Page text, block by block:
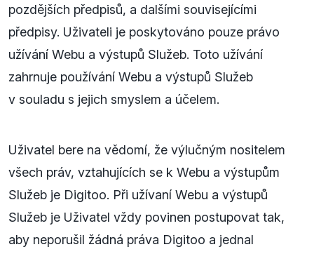
pozdějších předpisů, a dalšími souvisejícími
předpisy. Uživateli je poskytováno pouze právo
užívání Webu a výstupů Služeb. Toto užívání
zahrnuje používání Webu a výstupů Služeb
v souladu s jejich smyslem a účelem.
Uživatel bere na vědomí, že výlučným nositelem
všech práv, vztahujících se k Webu a výstupům
Služeb je Digitoo. Při užívaní Webu a výstupů
Služeb je Uživatel vždy povinen postupovat tak,
aby neporušil žádná práva Digitoo a jednal